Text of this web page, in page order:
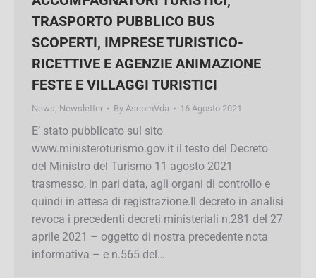
ACCOMPAGNATORI TURISTICI,
TRASPORTO PUBBLICO BUS
SCOPERTI, IMPRESE TURISTICO-
RICETTIVE E AGENZIE ANIMAZIONE
FESTE E VILLAGGI TURISTICI
E’ stato pubblicato sul sito
www.ministeroturismo.gov.it il testo del Decreto
del Ministro del Turismo 11 agosto 2021
trasmesso, in pari data, agli organi di controllo e
quindi in attesa di registrazione.Il decreto in
analisi revoca i precedenti decreti ministeriali
n.281 del 27 aprile 2021 – oggetto di nostra